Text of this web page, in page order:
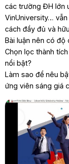
các trường ĐH lớn
VinUniversity…
cách đầy đủ và
Bài luận nên có độ
Chọn lọc thành
nổi bật?
Làm sao để nêu
ứng viên sáng giá